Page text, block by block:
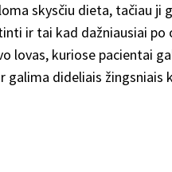
skysčiu dieta, tačiau
ir tai kad dažniausiai
lovas, kuriose pacientai
dideliais žingsniais